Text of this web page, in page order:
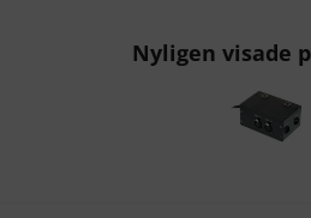
Nyligen visade